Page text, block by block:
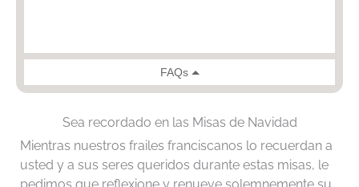
Sea recordado en las Misas de Navidad
Mientras nuestros frailes franciscanos lo recuerdan a
usted y a sus seres queridos durante estas misas, le